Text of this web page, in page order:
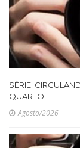
SÉRIE:
QUARTO
Agosto/2026